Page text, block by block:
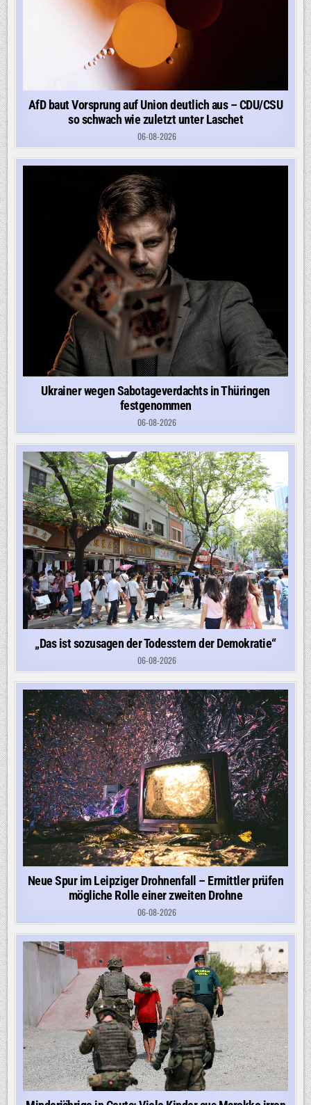
AfD baut Vorsprung auf Union deutlich aus – CDU/CSU
so schwach wie zuletzt unter Laschet
06-08-2026
Ukrainer wegen Sabotageverdachts in Thüringen
festgenommen
06-08-2026
„Das ist sozusagen der Todesstern der Demokratie“
06-08-2026
Neue Spur im Leipziger Drohnenfall – Ermittler prüfen
mögliche Rolle einer zweiten Drohne
06-08-2026